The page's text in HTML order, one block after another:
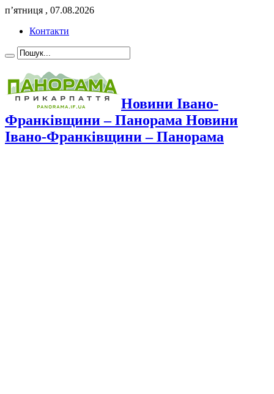
п’ятниця , 07.08.2026
Контакти
Новини Івано-
Франківщини – Панорама Новини
Івано-Франківщини – Панорама